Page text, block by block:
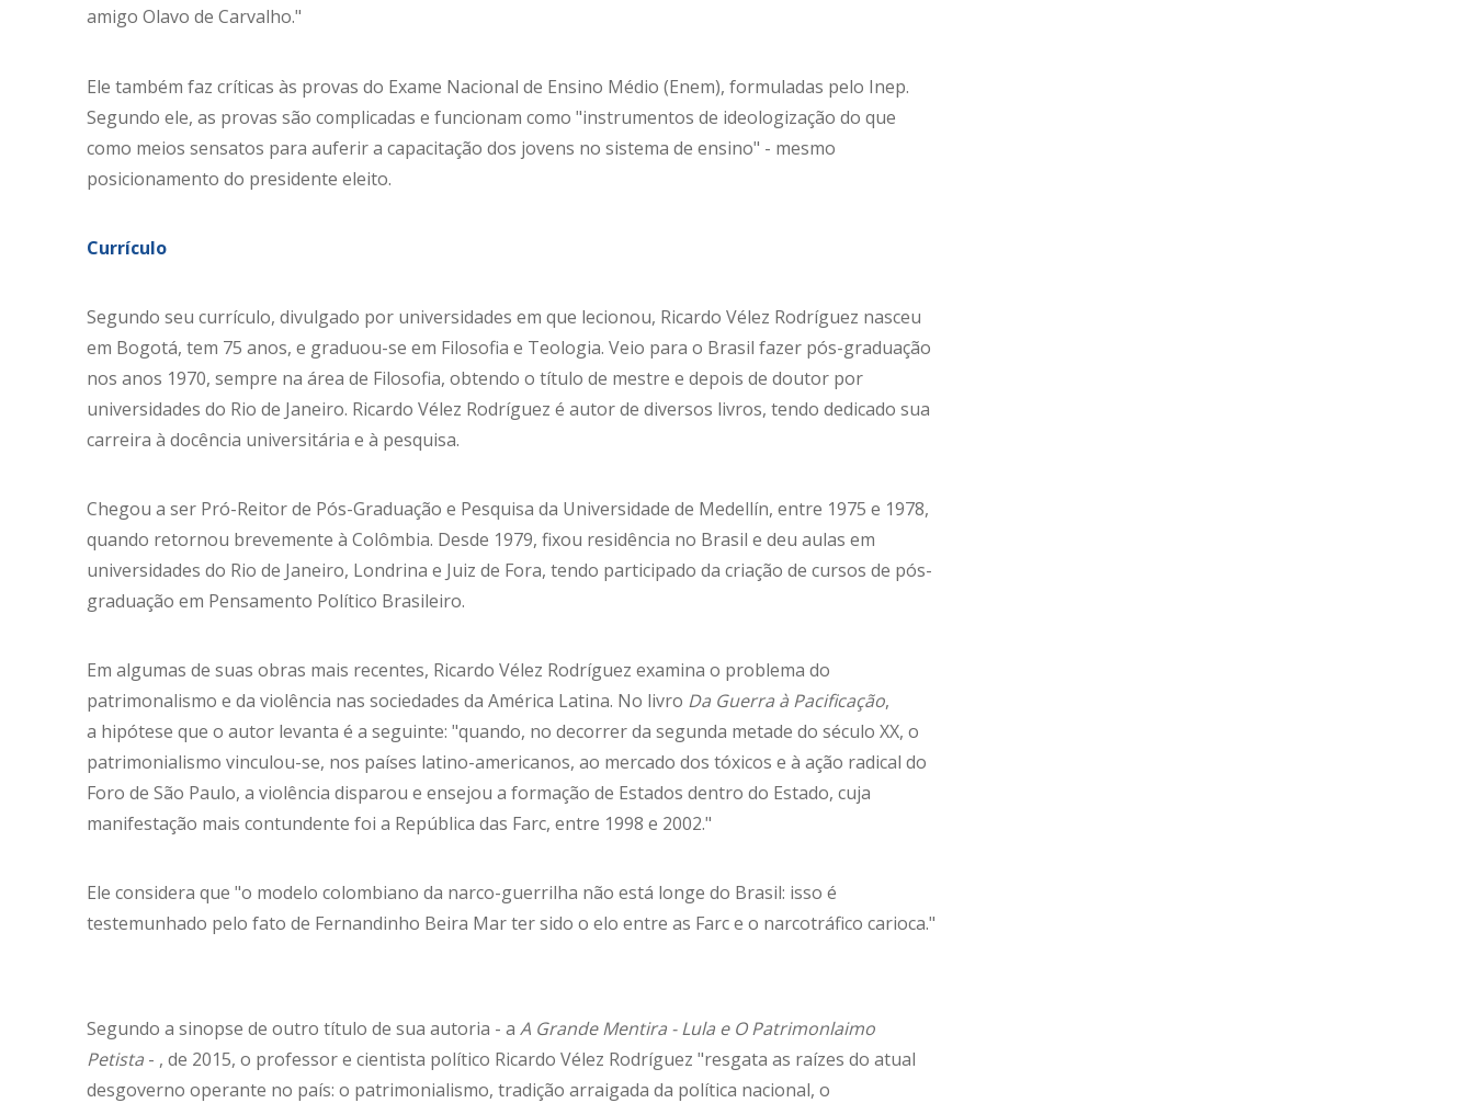
amigo Olavo de Carvalho."
Ele também faz críticas às provas do Exame Nacional de Ensino Médio (Enem), formuladas pelo Inep.
Segundo ele, as provas são complicadas e funcionam como "instrumentos de ideologização do que
como meios sensatos para auferir a capacitação dos jovens no sistema de ensino" - mesmo
posicionamento do presidente eleito.
Currículo
Segundo seu currículo, divulgado por universidades em que lecionou, Ricardo Vélez Rodríguez nasceu
em Bogotá, tem 75 anos, e graduou-se em Filosofia e Teologia. Veio para o Brasil fazer pós-graduação
nos anos 1970, sempre na área de Filosofia, obtendo o título de mestre e depois de doutor por
universidades do Rio de Janeiro. Ricardo Vélez Rodríguez é autor de diversos livros, tendo dedicado sua
carreira à docência universitária e à pesquisa.
Chegou a ser Pró-Reitor de Pós-Graduação e Pesquisa da Universidade de Medellín, entre 1975 e 1978,
quando retornou brevemente à Colômbia. Desde 1979, fixou residência no Brasil e deu aulas em
universidades do Rio de Janeiro, Londrina e Juiz de Fora, tendo participado da criação de cursos de pós-
graduação em Pensamento Político Brasileiro.
Em algumas de suas obras mais recentes, Ricardo Vélez Rodríguez examina o problema do
patrimonalismo e da violência nas sociedades da América Latina. No livro Da Guerra à Pacificação,
a hipótese que o autor levanta é a seguinte: "quando, no decorrer da segunda metade do século XX, o
patrimonialismo vinculou-se, nos países latino-americanos, ao mercado dos tóxicos e à ação radical do
Foro de São Paulo, a violência disparou e ensejou a formação de Estados dentro do Estado, cuja
manifestação mais contundente foi a República das Farc, entre 1998 e 2002."
Ele considera que "o modelo colombiano da narco-guerrilha não está longe do Brasil: isso é
testemunhado pelo fato de Fernandinho Beira Mar ter sido o elo entre as Farc e o narcotráfico carioca."
Segundo a sinopse de outro título de sua autoria - a A Grande Mentira - Lula e O Patrimonlaimo
Petista - , de 2015, o professor e cientista político Ricardo Vélez Rodríguez "resgata as raízes do atual
desgoverno operante no país: o patrimonialismo, tradição arraigada da política nacional, o